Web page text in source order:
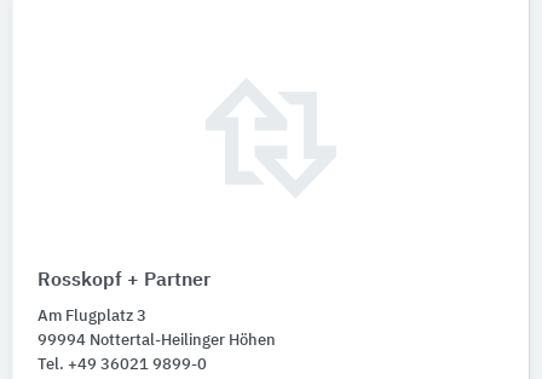
Rosskopf + Partner
Am Flugplatz 3
99994 Nottertal-Heilinger Höhen
Tel. +49 36021 9899-0